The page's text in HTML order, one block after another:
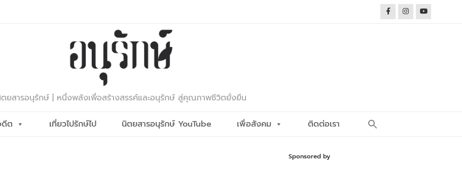
ยสารอนุรักษ์ | หนึ่งพลังเพื่อสร้างสรรค์และอนุรักษ์ สู่คุณภาพชีวิตยั่งยืน
ต เที่ยวไปรักษ์ไป นิตยสารอนุรักษ์ YouTube เพื่อสังคม ติดต่อเรา
Sponsored by